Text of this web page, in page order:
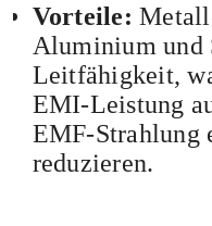
Vorteile:
Aluminium und
Leitfähigkeit,
EMI-Leistung
EMF-Strahlung
reduzieren.